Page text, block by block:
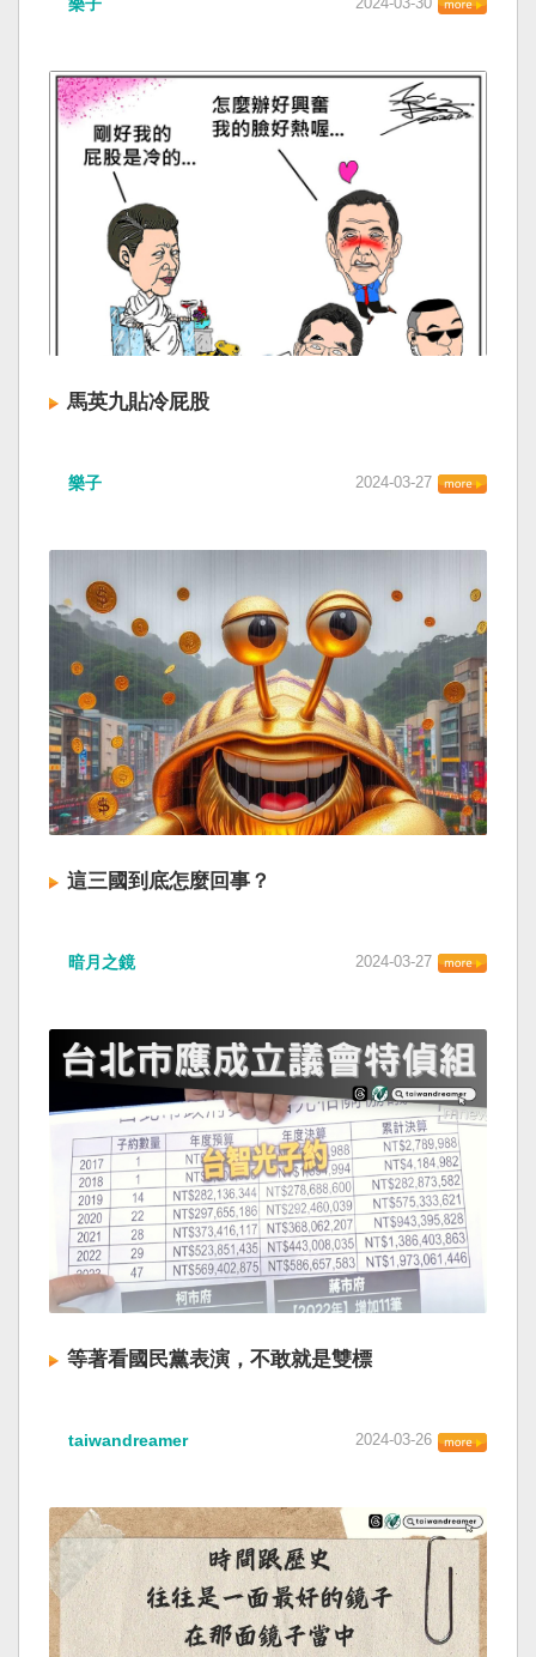
馬英九貼冷屁股
樂子 2024-03-27
這三國到底怎麼回事？
暗月之鏡 2024-03-27
等著看國民黨表演，不敢就是雙標
taiwandreamer 2024-03-26